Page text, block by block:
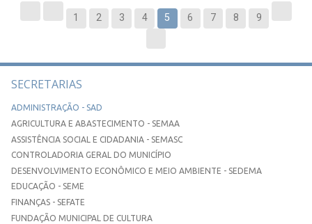
1 2 3 4 5 6 7 8 9
SECRETARIAS
ADMINISTRAÇÃO - SAD
AGRICULTURA E ABASTECIMENTO - SEMAA
ASSISTÊNCIA SOCIAL E CIDADANIA - SEMASC
CONTROLADORIA GERAL DO MUNICÍPIO
DESENVOLVIMENTO ECONÔMICO E MEIO AMBIENTE - SEDEMA
EDUCAÇÃO - SEME
FINANÇAS - SEFATE
FUNDAÇÃO MUNICIPAL DE CULTURA